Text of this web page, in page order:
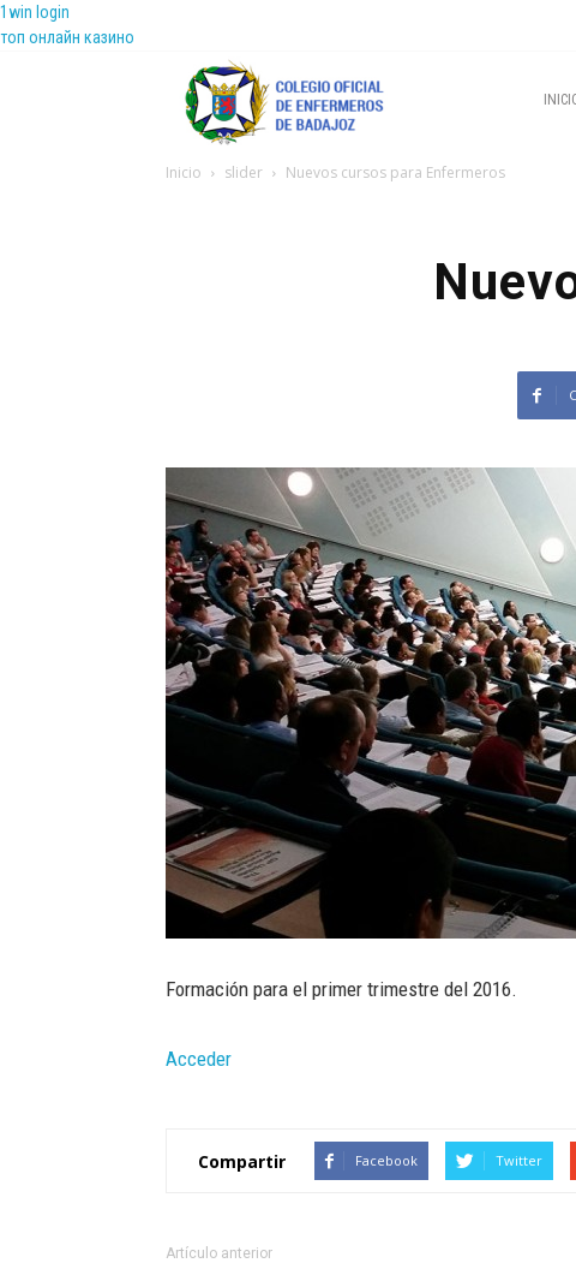
1win login
топ онлайн казино
Inicio slider Nuevos cursos para Enfermeros
Formación para el primer trimestre del 2016.
Acceder
Compartir Facebook Twitter
Artículo anterior